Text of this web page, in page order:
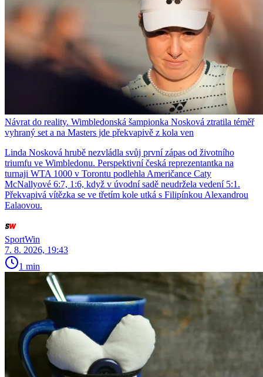
Návrat do reality. Wimbledonská šampionka Nosková ztratila téměř
vyhraný set a na Masters jde překvapivě z kola ven
Linda Nosková hrubě nezvládla svůj první zápas od životního
triumfu ve Wimbledonu. Perspektivní česká reprezentantka na
turnaji WTA 1000 v Torontu podlehla Američance Caty
McNallyové 6:7, 1:6, když v úvodní sadě neudržela vedení 5:1.
Překvapivá vítězka se ve třetím kole utká s Filipínkou Alexandrou
Ealaovou.
SportWin
7. 8. 2026, 19:43
1 min